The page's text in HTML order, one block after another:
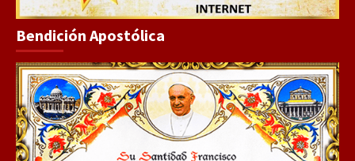
Bendición Apostólica